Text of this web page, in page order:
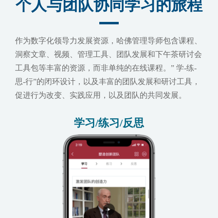
个人与团队协同学习的旅程
作为数字化领导力发展资源，哈佛管理导师包含课程、
洞察文章、视频、管理工具、团队发展和下午茶研讨会
工具包等丰富的资源，而非单纯的在线课程。” 学-练-
思-行”的闭环设计，以及丰富的团队发展和研讨工具，
促进行为改变、实践应用，以及团队的共同发展。
学习/练习/反思